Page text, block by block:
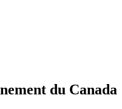
du Canada